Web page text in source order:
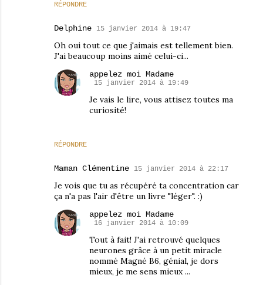
RÉPONDRE
Delphine 15 janvier 2014 à 19:47
Oh oui tout ce que j'aimais est tellement bien.
J'ai beaucoup moins aimé celui-ci...
RÉPONDRE
appelez moi Madame
15 janvier 2014 à 19:49
Je vais le lire, vous attisez toutes ma
curiosité!
Maman Clémentine 15 janvier 2014 à 22:17
Je vois que tu as récupéré ta concentration car
ça n'a pas l'air d'être un livre "léger". :)
appelez moi Madame
16 janvier 2014 à 10:09
Tout à fait! J'ai retrouvé quelques
neurones grâce à un petit miracle
nommé Magné B6, génial, je dors
mieux, je me sens mieux ...